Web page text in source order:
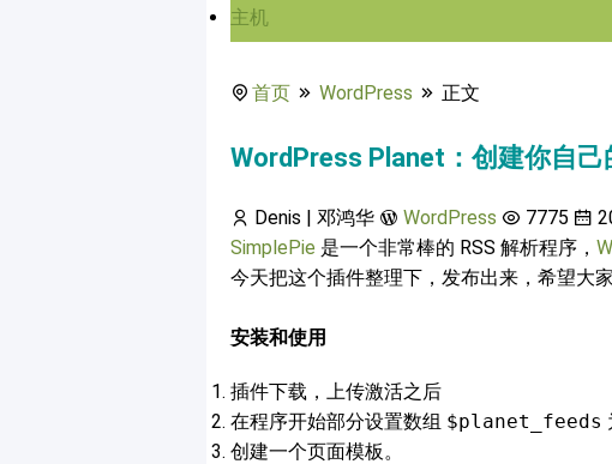
主机
首页 WordPress 正文
WordPress Planet：创建你自己
Denis | 邓鸿华 WordPress 7775
SimplePie 是一个非常棒的 RSS 解析程序，
今天把这个插件整理下，发布出来，希望大
安装和使用
插件下载，上传激活之后
在程序开始部分设置数组 $planet_feeds
创建一个页面模板。